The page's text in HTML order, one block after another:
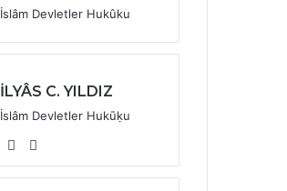
İslâm Devletler Hukûku
İLYÂS C. YILDIZ
İslâm Devletler Hukūḳu
X